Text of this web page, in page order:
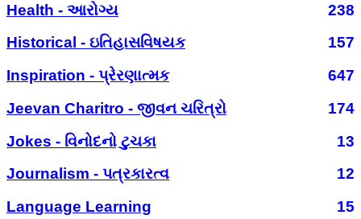
Health - આરોગ્ય
238
Historical - ઇતિહાસવિષયક
157
Inspiration - પ્રેરણાત્મક
647
Jeevan Charitro - જીવન ચરિત્રો
174
Jokes - વિનોદનો ટુચકા
13
Journalism - પત્રકારત્વ
12
Language Learning
15